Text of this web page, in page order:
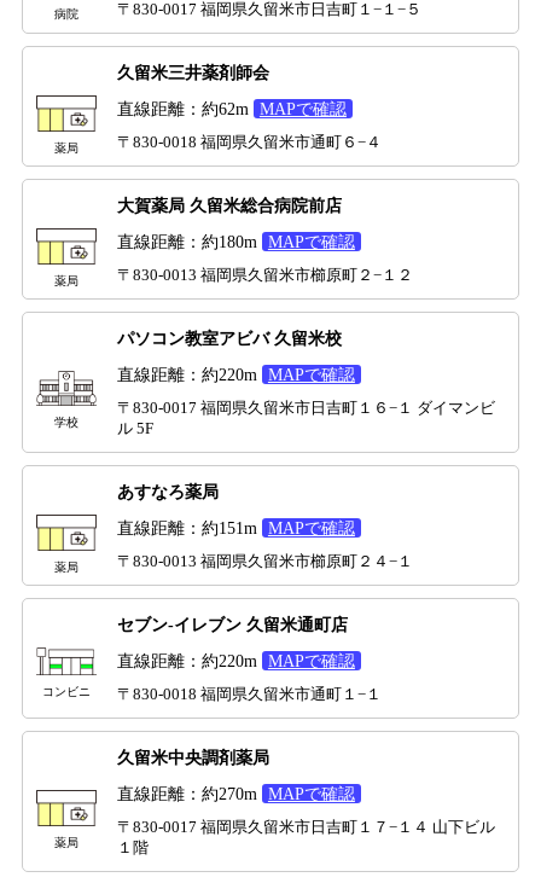
病院 〒830-0017 福岡県久留米市日吉町１−１−５
薬局
久留米三井薬剤師会
直線距離：約62m MAPで確認
〒830-0018 福岡県久留米市通町６−４
薬局
大賀薬局 久留米総合病院前店
直線距離：約180m MAPで確認
〒830-0013 福岡県久留米市櫛原町２−１２
学校
パソコン教室アビバ 久留米校
直線距離：約220m MAPで確認
〒830-0017 福岡県久留米市日吉町１６−１ ダイマンビ
ル 5F
薬局
あすなろ薬局
直線距離：約151m MAPで確認
〒830-0013 福岡県久留米市櫛原町２４−１
コンビニ
セブン-イレブン 久留米通町店
直線距離：約220m MAPで確認
〒830-0018 福岡県久留米市通町１−１
薬局
久留米中央調剤薬局
直線距離：約270m MAPで確認
〒830-0017 福岡県久留米市日吉町１７−１４ 山下ビル
１階